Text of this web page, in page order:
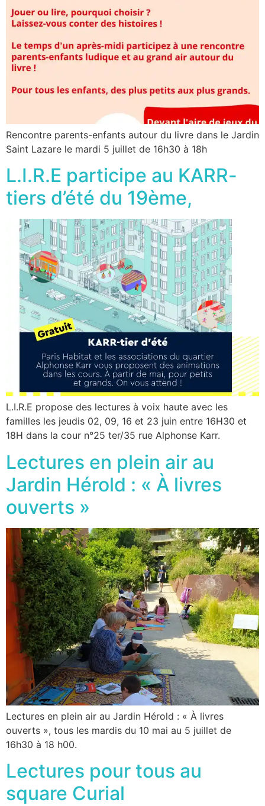
Rencontre parents-enfants autour du livre dans le Jardin
Saint Lazare le mardi 5 juillet de 16h30 à 18h
L.I.R.E participe au KARR-
tiers d’été du 19ème,
L.I.R.E propose des lectures à voix haute avec les
familles les jeudis 02, 09, 16 et 23 juin entre 16H30 et
18H dans la cour n°25 ter/35 rue Alphonse Karr.
Lectures en plein air au
Jardin Hérold : « À livres
ouverts »
Lectures en plein air au Jardin Hérold : « À livres
ouverts », tous les mardis du 10 mai au 5 juillet de
16h30 à 18 h00.
Lectures pour tous au
square Curial